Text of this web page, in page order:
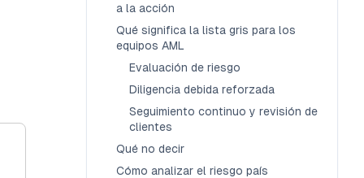
a la acción
Qué significa la lista gris para los
equipos AML
Evaluación de riesgo
Diligencia debida reforzada
Seguimiento continuo y revisión de
clientes
Qué no decir
Cómo analizar el riesgo país